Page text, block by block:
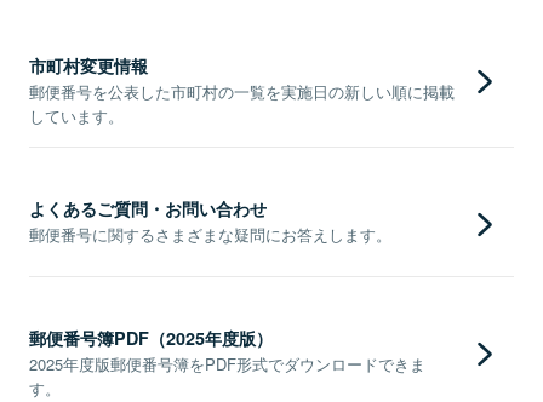
市町村変更情報
郵便番号を公表した市町村の一覧を実施日の新しい順に掲載
しています。
よくあるご質問・お問い合わせ
郵便番号に関するさまざまな疑問にお答えします。
郵便番号簿PDF（2025年度版）
2025年度版郵便番号簿をPDF形式でダウンロードできま
す。